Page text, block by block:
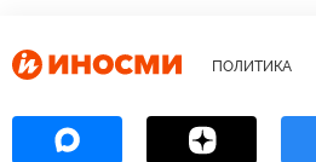
ПОЛИТИКА